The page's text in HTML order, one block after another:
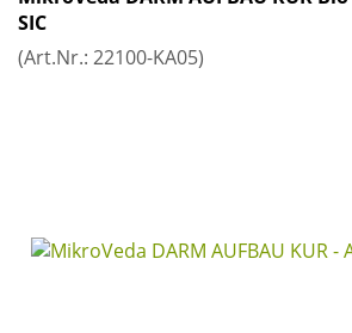
SIC
(Art.Nr.: 22100-​KA05)